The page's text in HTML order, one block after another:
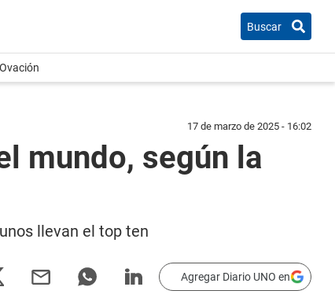
Buscar
Ovación
17 de marzo de 2025 - 16:02
mundo, según la
llevan el top ten
Agregar Diario UNO en